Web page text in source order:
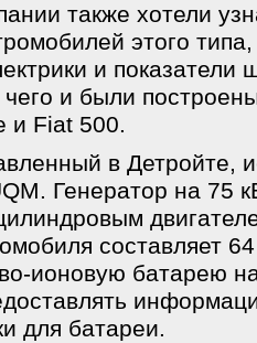
также хотели
этого
и
чего и были
и Fiat 500.
в Детройте,
Генератор на 75
составляет
ионовую батарею
для батареи.